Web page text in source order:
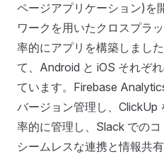
ページアプリケーション)を
ワークを用いたクロスプラ
率的にアプリを構築しまし
て、Android と iOS それぞ
ています。Firebase
バージョン管理し、ClickUp
率的に管理し、Slack でのコ
シームレスな連携と情報共